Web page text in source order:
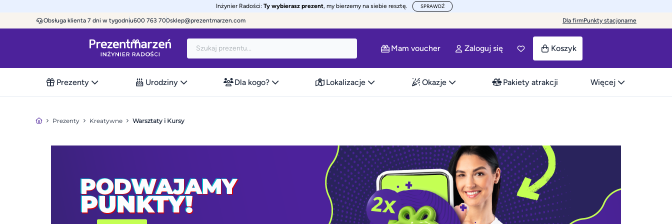
Inżynier Radości: Ty wybierasz prezent, my bierzemy na siebie resztę. SPRAWDŹ
Obsługa klienta 7 dni w tygodniu600 763 700sklep@prezentmarzen.com Dla firmPunkty stacjonarne
Mam voucher Zaloguj się Koszyk
Prezenty Urodziny Dla kogo? Lokalizacje Okazje Pakiety atrakcji Więcej
Prezenty Kreatywne Warsztaty i Kursy